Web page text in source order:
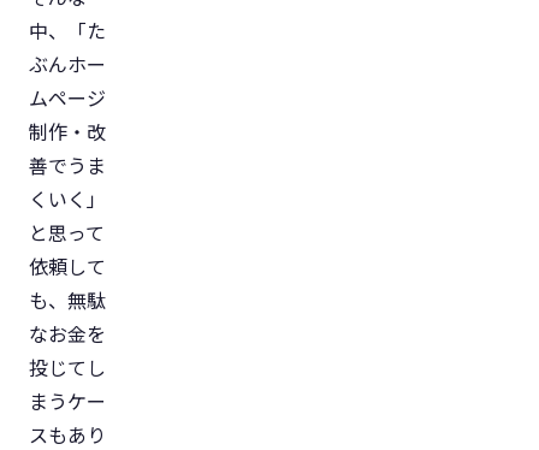
中、「た
ぶんホー
ムページ
制作・改
善でうま
くいく」
と思って
依頼して
も、無駄
なお金を
投じてし
まうケー
スもあり